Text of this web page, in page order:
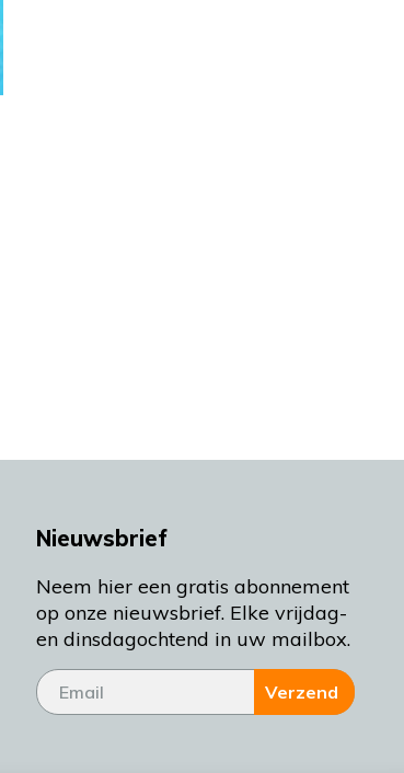
Nieuwsbrief
Neem hier een gratis abonnement
op onze nieuwsbrief. Elke vrijdag-
en dinsdagochtend in uw mailbox.
Verzend